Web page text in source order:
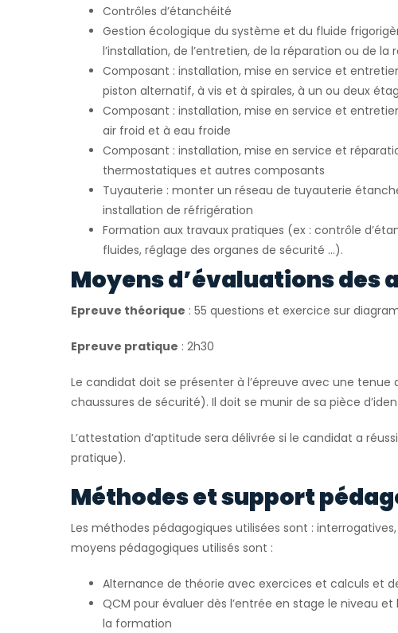
Contrôles d’étanchéité
Gestion écologique du système et du fluide
l’installation, de l’entretien, de la réparation ou de la
Composant : installation, mise en service et
piston alternatif, à vis et à spirales, à un ou deux
Composant : installation, mise en service et
air froid et à eau froide
Composant : installation, mise en service et
thermostatiques et autres composants
Tuyauterie : monter un réseau de tuyauterie
installation de réfrigération
Formation aux travaux pratiques (ex : contrôle
fluides, réglage des organes de sécurité …).
Moyens d’évaluations des
Epreuve théorique : 55 questions et exercice sur
Epreuve pratique : 2h30
Le candidat doit se présenter à l’épreuve avec une
chaussures de sécurité). Il doit se munir de sa pièce
L’attestation d’aptitude sera délivrée si le candidat a
pratique).
Méthodes et support
Les méthodes pédagogiques utilisées sont :
moyens pédagogiques utilisés sont :
Alternance de théorie avec exercices et calculs et
QCM pour évaluer dès l’entrée en stage le niveau
la formation